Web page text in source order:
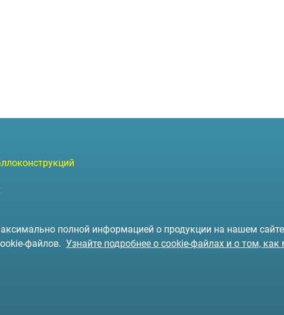
полной информацией о продукции на нашем
файлов. Узнайте подробнее о cookie-файлах и о том,